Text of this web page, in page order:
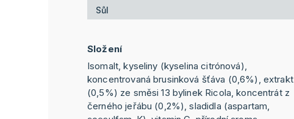
Sůl
Složení
Isomalt, kyseliny (kyselina citrónová),
koncentrovaná brusinková šťáva (0,6%), extrakt
(0,5%) ze směsi 13 bylinek Ricola, koncentrát z
černého jeřábu (0,2%), sladidla (aspartam,